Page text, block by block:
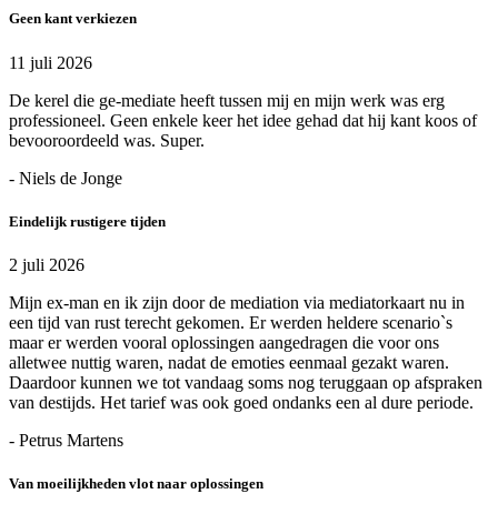
Geen kant verkiezen
11 juli 2026
De kerel die ge-mediate heeft tussen mij en mijn werk was erg
professioneel. Geen enkele keer het idee gehad dat hij kant koos of
bevooroordeeld was. Super.
- Niels de Jonge
Eindelijk rustigere tijden
2 juli 2026
Mijn ex-man en ik zijn door de mediation via mediatorkaart nu in
een tijd van rust terecht gekomen. Er werden heldere scenario`s
maar er werden vooral oplossingen aangedragen die voor ons
alletwee nuttig waren, nadat de emoties eenmaal gezakt waren.
Daardoor kunnen we tot vandaag soms nog teruggaan op afspraken
van destijds. Het tarief was ook goed ondanks een al dure periode.
- Petrus Martens
Van moeilijkheden vlot naar oplossingen